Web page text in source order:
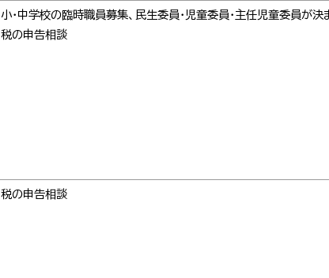
小･中学校の臨時職員募集、民生委員･児童委員･主任児童委員が決
税の申告相談
税の申告相談